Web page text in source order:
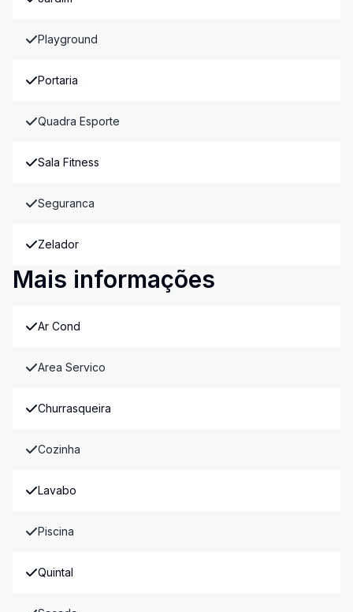
Playground
Portaria
Quadra Esporte
Sala Fitness
Seguranca
Zelador
Mais informações
Ar Cond
Area Servico
Churrasqueira
Cozinha
Lavabo
Piscina
Quintal